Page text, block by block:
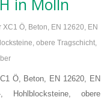
in Molln
XC1 Ö, Beton, EN 12620, EN
, obere Tragschicht,
Ö, Beton, EN 12620, EN
Hohlblocksteine, obere